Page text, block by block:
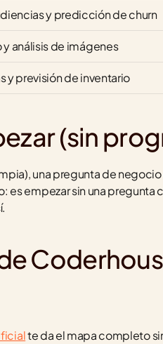
y predicción de churn
análisis de imágenes
y previsión de inventario
(sin
una pregunta de
empezar sin una pregunta
te da el mapa completo